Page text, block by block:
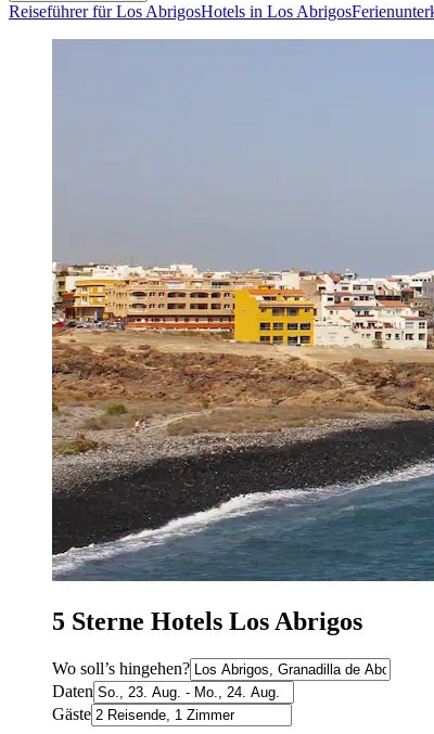
Reiseführer für Los AbrigosHotels in Los Abrigos
5 Sterne Hotels Los Abrigos
Wo soll’s hingehen?
Daten
Gäste